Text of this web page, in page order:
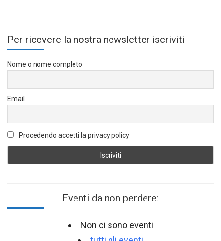
Per ricevere la nostra newsletter iscriviti
Nome o nome completo
Email
Procedendo accetti la privacy policy
Eventi da non perdere:
Non ci sono eventi